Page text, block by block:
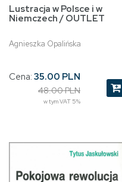
Lustracja w Polsce i w
Niemczech / OUTLET
Agnieszka Opalińska
Cena: 35.00 PLN
48.00 PLN
w tym VAT 5%